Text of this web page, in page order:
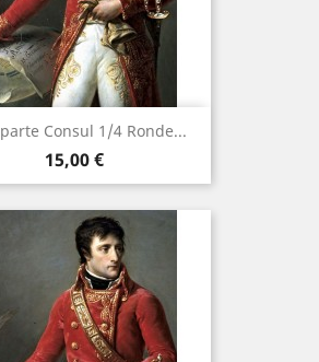
Consul 1/4 Ronde...
Prix
15,00 €